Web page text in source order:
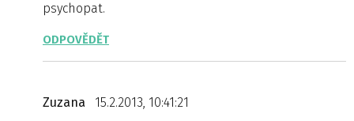
psychopat.
ODPOVĚDĚT
Zuzana
15.2.2013, 10:41:21